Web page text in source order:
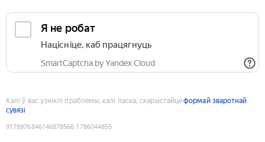
Я не робат
Націсніце, каб працягнуць
SmartCaptcha by Yandex Cloud
Калі ў вас узніклі праблемы, калі ласка, скарыстайцеформай зваротнай
сувязі
9178976846146878566:1786044855